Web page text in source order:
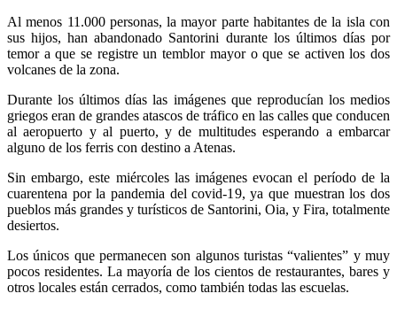
Al menos 11.000 personas, la mayor parte habitantes de la isla con
sus hijos, han abandonado Santorini durante los últimos días por
temor a que se registre un temblor mayor o que se activen los dos
volcanes de la zona.
Durante los últimos días las imágenes que reproducían los medios
griegos eran de grandes atascos de tráfico en las calles que conducen
al aeropuerto y al puerto, y de multitudes esperando a embarcar
alguno de los ferris con destino a Atenas.
Sin embargo, este miércoles las imágenes evocan el período de la
cuarentena por la pandemia del covid-19, ya que muestran los dos
pueblos más grandes y turísticos de Santorini, Oia, y Fira, totalmente
desiertos.
Los únicos que permanecen son algunos turistas “valientes” y muy
pocos residentes. La mayoría de los cientos de restaurantes, bares y
otros locales están cerrados, como también todas las escuelas.